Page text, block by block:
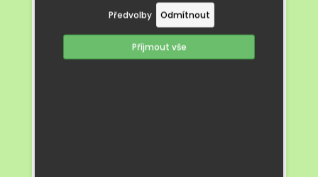
Předvolby Odmítnout
Příjmout vše
týmovou spolupráci. Skupinové aktivity při
zakládání záhonů nebo společné zalévání
podněcují vzájemnou pomoc, komunikaci
a schopnost řešit problémy. A když první